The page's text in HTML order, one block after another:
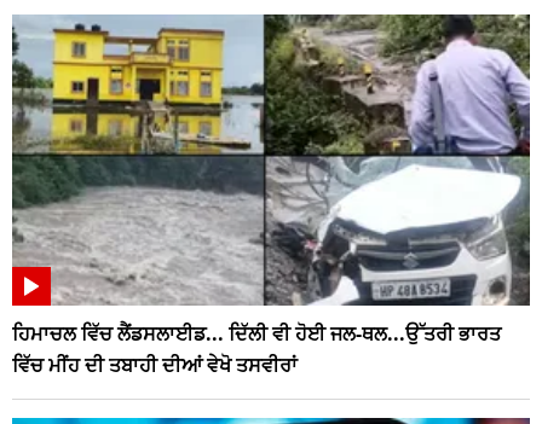
ਹਿਮਾਚਲ ਵਿੱਚ ਲੈਂਡਸਲਾਈਡ... ਦਿੱਲੀ ਵੀ ਹੋਈ ਜਲ-ਥਲ...ਉੱਤਰੀ ਭਾਰਤ
ਵਿੱਚ ਮੀਂਹ ਦੀ ਤਬਾਹੀ ਦੀਆਂ ਵੇਖੋ ਤਸਵੀਰਾਂ